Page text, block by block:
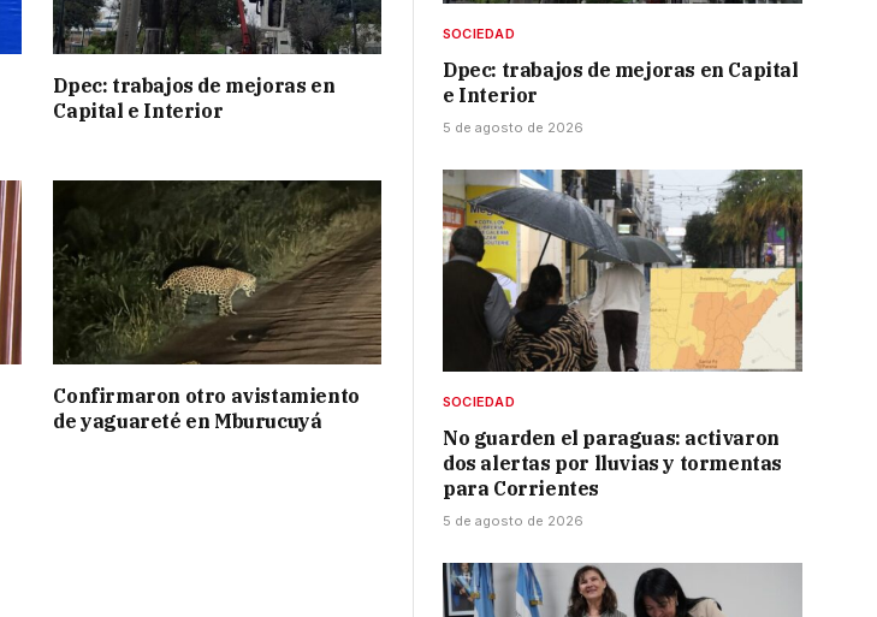
Dpec: trabajos de mejoras en
Capital e Interior
Confirmaron otro avistamiento
de yaguareté en Mburucuyá
SOCIEDAD
Dpec: trabajos de mejoras en Capital
e Interior
5 de agosto de 2026
SOCIEDAD
No guarden el paraguas: activaron
dos alertas por lluvias y tormentas
para Corrientes
5 de agosto de 2026